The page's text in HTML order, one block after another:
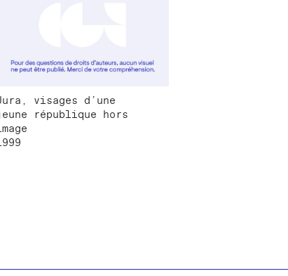
visages d’une
république hors